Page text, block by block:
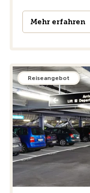
Mehr erfahren
Reiseangebot